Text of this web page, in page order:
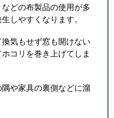
どの布製品の使用が多
しやすくなります。
気もせず窓も開けない
コリを巻き上げてしま
や家具の裏側などに溜